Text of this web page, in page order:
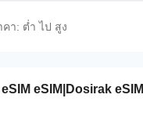
คา: ต่ำ ไป สูง
eSIM|Dosirak eSIM